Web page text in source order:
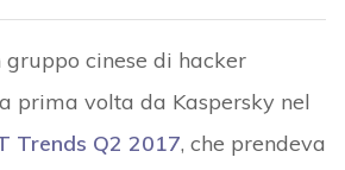
cinese di hacker
prima volta da Kaspersky nel
Trends Q2 2017, che prendeva